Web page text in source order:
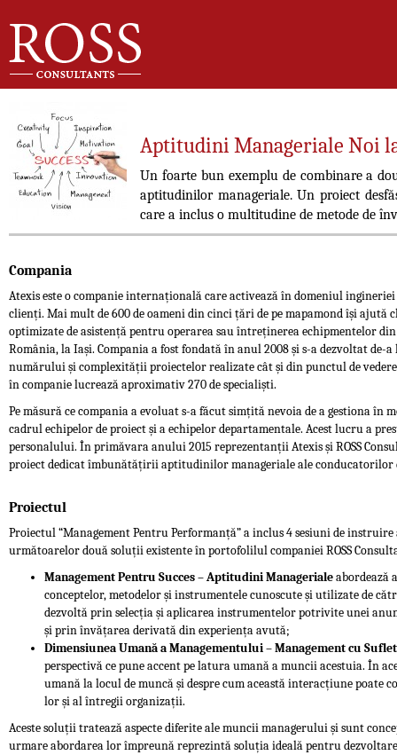
Aptitudini Manageriale Noi
Un foarte bun exemplu de combinare a
aptitudinilor manageriale. Un proiect
care a inclus o multitudine de metode de
Compania
Atexis este o companie internațională care activează în domeniul
clienți. Mai mult de 600 de oameni din cinci țări de pe mapamond își ajută
optimizate de asistență pentru operarea sau întreținerea echipmentelor
România, la Iași. Compania a fost fondată în anul 2008 și s-a dezvoltat
numărului și complexității proiectelor realizate cât și din punctul de
în companie lucrează aproximativ 270 de specialiști.
Pe măsură ce compania a evoluat s-a făcut simțită nevoia de a gestiona
cadrul echipelor de proiect și a echipelor departamentale. Acest lucru a
personalului. În primăvara anului 2015 reprezentanții Atexis și ROSS
proiect dedicat îmbunătățirii aptitudinilor manageriale ale conducatorilor
Proiectul
Proiectul “Management Pentru Performanță” a inclus 4 sesiuni de instruire
următoarelor două soluții existente în portofolilul companiei ROSS
Management Pentru Succes – Aptitudini Managerialeabordează
conceptelor, metodelor și instrumentele cunoscute și utilizate de
dezvoltă prin selecția și aplicarea instrumentelor potrivite unei
și prin învățarea derivată din experiența avută;
Dimensiunea Umană a Managementului – Management cu Suflet
perspectivă ce pune accent pe latura umană a muncii acestuia. În
umană la locul de muncă și despre cum această interacțiune poate
lor și al întregii organizații.
Aceste soluții tratează aspecte diferite ale muncii managerului și sunt
urmare abordarea lor împreună reprezintă soluția ideală pentru